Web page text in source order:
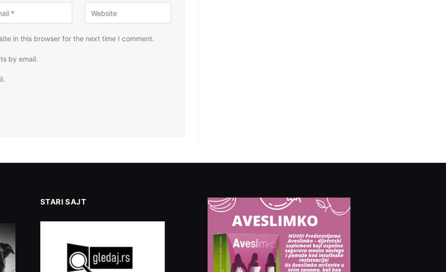
in this browser for the next time I comment.
by email.
STARI SAJT